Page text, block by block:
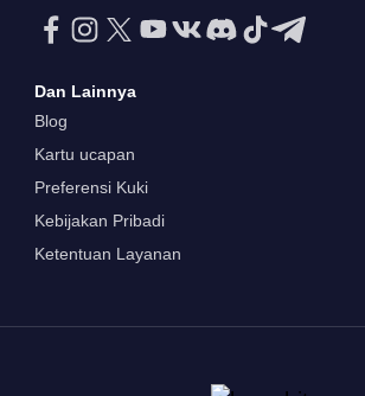
Dan Lainnya
Blog
Kartu ucapan
Preferensi Kuki
Kebijakan Pribadi
Ketentuan Layanan